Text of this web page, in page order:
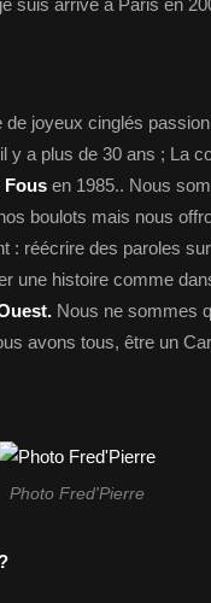
suis arrivé à Paris en
de joyeux cinglés
y a plus de 30 ans ; La
Fous en 1985.. Nous
boulots mais nous
: réécrire des paroles
une histoire comme
Nous ne sommes
avons tous, être un
Photo Fred'Pierre